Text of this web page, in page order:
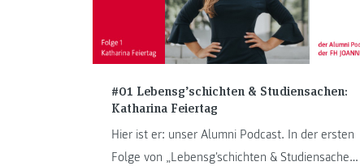
#01 Lebensg’schichten & Studiensachen:
Katharina Feiertag
Hier ist er: unser Alumni Podcast. In der ersten
Folge von „Lebensg'schichten & Studiensachen“